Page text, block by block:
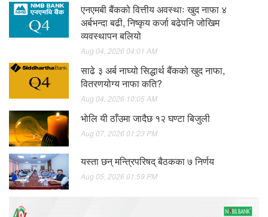
एनएमबी बैंकको वित्तीय अवस्थाः खुद नाफा ४
अर्बभन्दा बढी, निष्कृय कर्जा बढेपनि जोखिम
व्यवस्थापन बलियो
Aug 04, 2026 04:01 AM
साढे ३ अर्ब नाघ्यो सिद्धार्थ बैंकको खुद नाफा,
वितरणयोग्य नाफा कति?
Aug 04, 2026 10:05 AM
भाेलि यी ठाँउमा जादैछ १२ घण्टा बिजुली
Aug 07, 2026 01:23 PM
यस्ता छन् मन्त्रिपरिषद् बैठकका ७ निर्णय
Aug 05, 2026 01:59 PM